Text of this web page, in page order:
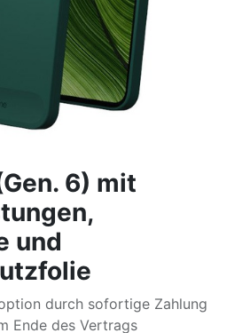
6) mit
und
durch sofortige Zahlung
Ende des Vertrags